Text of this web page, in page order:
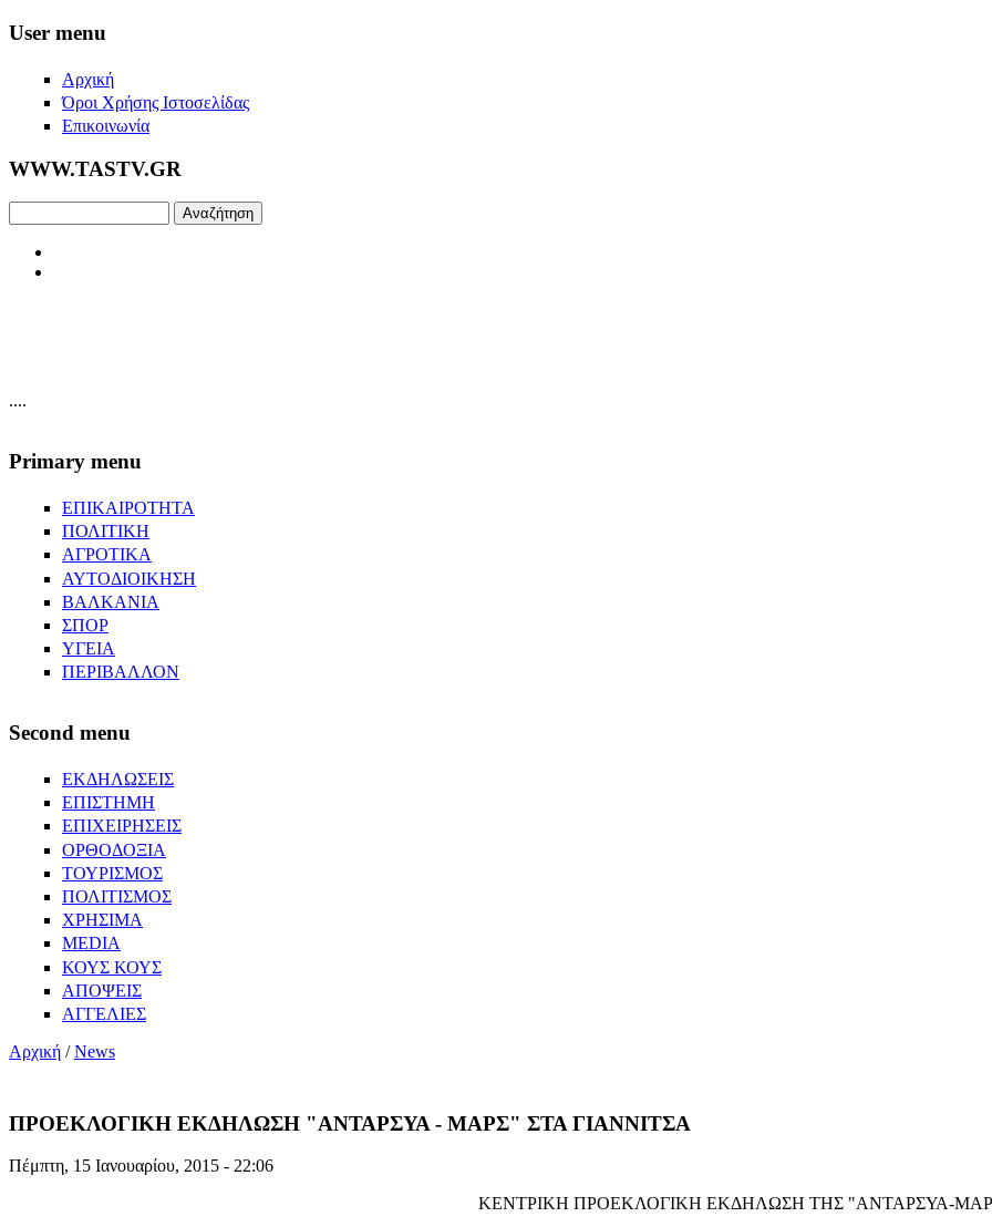
Skip to main content
User menu
Αρχική
Όροι Χρήσης Ιστοσελίδας
Επικοινωνία
WWW.TASTV.GR
....
Primary menu
ΕΠΙΚΑΙΡΟΤΗΤΑ
ΠΟΛΙΤΙΚΗ
ΑΓΡΟΤΙΚΑ
ΑΥΤΟΔΙΟΙΚΗΣΗ
ΒΑΛΚΑΝΙΑ
ΣΠΟΡ
ΥΓΕΙΑ
ΠΕΡΙΒΑΛΛΟΝ
Second menu
ΕΚΔΗΛΩΣΕΙΣ
ΕΠΙΣΤΗΜΗ
ΕΠΙΧΕΙΡΗΣΕΙΣ
ΟΡΘΟΔΟΞΙΑ
ΤΟΥΡΙΣΜΟΣ
ΠΟΛΙΤΙΣΜΟΣ
ΧΡΗΣΙΜΑ
MEDIA
ΚΟΥΣ ΚΟΥΣ
ΑΠΟΨΕΙΣ
ΑΓΓΕΛΙΕΣ
Αρχική /News
ΠΡΟΕΚΛΟΓΙΚΗ ΕΚΔΗΛΩΣΗ "ΑΝΤΑΡΣΥΑ - ΜΑΡΣ" ΣΤΑ ΓΙΑΝΝΙΤΣΑ
Πέμπτη, 15 Ιανουαρίου, 2015 - 22:06
ΚΕΝΤΡΙΚΗ ΠΡΟΕΚΛΟΓΙΚΗ ΕΚΔΗΛΩΣΗ ΤΗΣ "ΑΝΤΑΡΣΥΑ-